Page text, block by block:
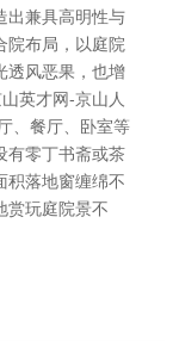
出兼具高明性与
院布局，以庭院
透风恶果，也增
英才网-京山人
、餐厅、卧室等
有零丁书斋或茶
积落地窗缠绵不
赏玩庭院景不